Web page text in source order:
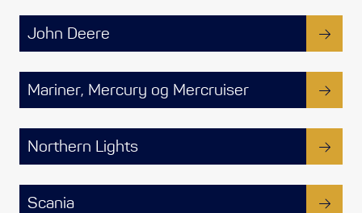
John Deere
Mariner, Mercury og Mercruiser
Northern Lights
Scania
Styring/kontroll
Outlet
Motordelsvelger/SONAR
Anoder